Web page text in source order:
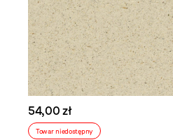
54,00 zł
Towar niedostępny